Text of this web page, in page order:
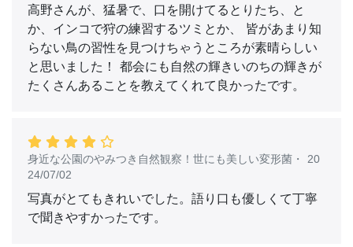
高野さんが、猛暑で、口を開けてるとりたち、と
か、インコで狩の練習するツミとか、 皆があまり知
らない鳥の習性を見つけちゃうところが素晴らしい
と思いました！ 都会にも自然の輝きいのちの輝きが
たくさんあることを教えてくれて良かったです。
身近な公園のやみつき自然観察！世にも美しい変形菌 ・ 20
24/07/02
写真がとてもきれいでした。語り口も優しくて丁寧
で聞きやすかったです。